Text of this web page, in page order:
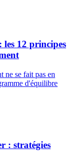
12 principes
ne se fait pas en
d'équilibre
: stratégies